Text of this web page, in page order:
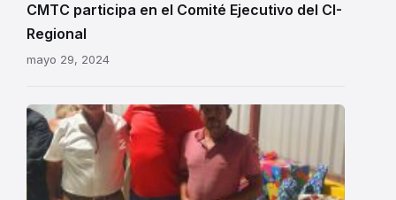
CI-
Regional.
CMTC participa en el Comité Ejecutivo del CI-
Regional
mayo 29, 2024